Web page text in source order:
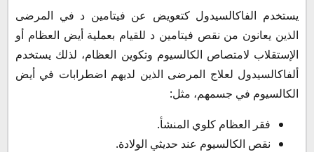
يستخدم الفاكالسيدول كتعويض عن فيتامين د في المرضى
الذين يعانون من نقص فيتامين د للقيام بعملية أيض العظام أو
الإستقلاب لامتصاص الكالسيوم وتكوين العظام، لذلك يستخدم
ألفاكالسيدول لعلاج المرضى الذين لديهم اضطرابات في أيض
الكالسيوم في جسمهم، مثل:
فقر العظام كلوي المنشأ.
نقص الكالسيوم عند حديثي الولادة.